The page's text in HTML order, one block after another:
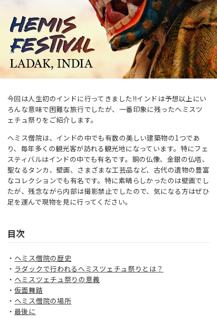
今回は人生初のインドに行ってきました!!インドは予想以上にい
ろんな意味で困難な旅行でしたが、一番印象に残ったへミスツ
ェチュ祭りをご紹介します。
ヘミス僧院は、インドの中でも有数の美しい建築物の1つであ
り、毎年多くの観光客が訪れる観光地になっています。特にフェ
スティバルはインドの中でも有名です。銅の仏像、金銀の仏塔、
聖なるタンカ、壁画、さまざまな工芸品など、古代の遺物の豊富
なコレクションでも有名です。特に素晴らしかったのは壁画でし
たが、残念ながら内部は撮影禁止でしたので、気になる方はぜひ
足を運んで現物を見に行ってください。
目次
ヘミス僧院の歴史
ラダックで行われるへミスツェチュ祭りとは？
へミスツェチュ祭りの意義
仮面舞踏
へミス僧院の場所
最後に